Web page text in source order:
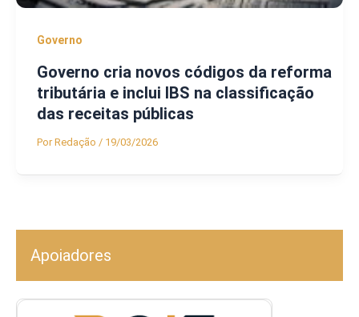
Governo
Governo cria novos códigos da reforma
tributária e inclui IBS na classificação
das receitas públicas
PorRedação / 19/03/2026
Apoiadores